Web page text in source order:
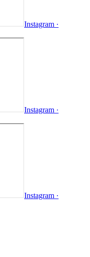
Instagram ·
Instagram ·
Instagram ·